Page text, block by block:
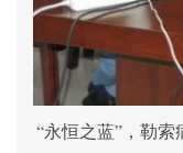
“永恒之蓝”，勒索